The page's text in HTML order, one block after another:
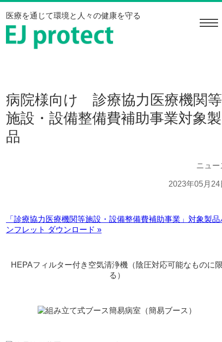
医療を通じて環境と人々の健康を守る
病院様向け 診療協力医療機関等
施設・設備整備費補助事業対象製
品
ニュー
2023年05月24
「診療協力医療機関等施設・設備整備費補助事業」対象製品
ンフレット ダウンロード »
HEPAフィルター付き空気清浄機（陰圧対応可能なものに
る）
簡易病室（簡易ブース）